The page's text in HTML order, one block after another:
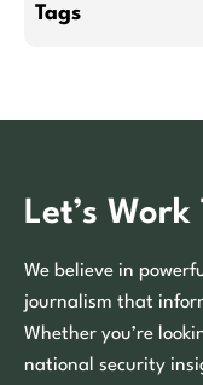
Tags
Let’s
We believe in
journalism that
Whether you’re
national security